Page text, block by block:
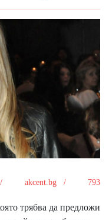
/ akcent.bg / 793
трябва да предложи